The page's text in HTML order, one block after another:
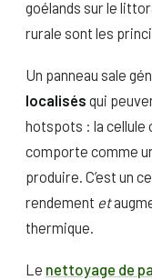
goélands sur le
rurale sont les
Un panneau sale
localisés qui
hotspots : la cellule
comporte comme
produire. C’est un
rendement et
thermique.
Le nettoyage de